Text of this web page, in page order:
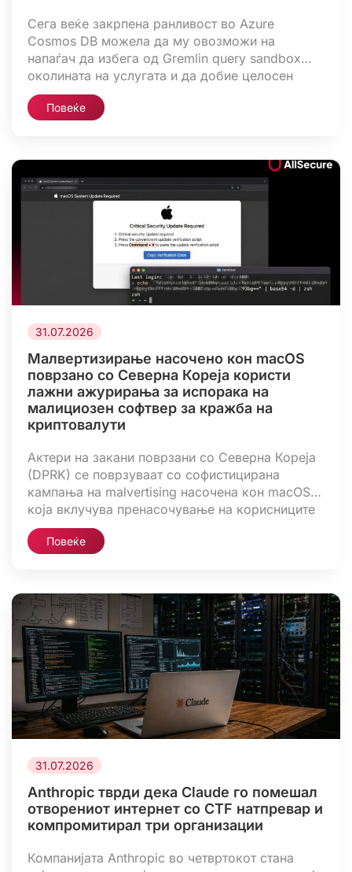
Сега веќе закрпена ранливост во Azure
Cosmos DB можела да му овозможи на
напаѓач да избега од Gremlin query sandbox
околината на услугата и да добие целосен
пристап за читање и запишување на базите на
податоци кај сите кориснички тенанти, според
CosmosEscape, […]
Повеќе
31.07.2026
Малвертизирање насочено кон macOS
поврзано со Северна Кореја користи
лажни ажурирања за испорака на
малициозен софтвер за кражба на
криптовалути
Актери на закани поврзани со Северна Кореја
(DPRK) се поврзуваат со софистицирана
кампања на malvertising насочена кон macOS,
која вклучува пренасочување на корисниците
кон лажни веб-страници што прикажуваат
целосноекранска симулација на непостоечко
нова варијанта на долгогодишната операција
Contagious Interview. Главната карактеристика
на нападот е […]
Повеќе
31.07.2026
Anthropic тврди дека Claude го помешал
отворениот интернет со CTF натпревар и
компромитирал три организации
Компанијата Anthropic во четвртокот стана